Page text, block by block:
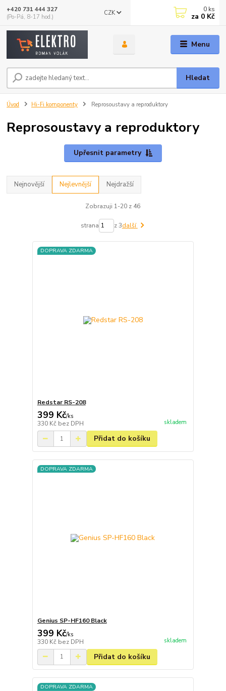
Menu
CZK
Hledat
+420 731 444 327
(Po-Pá, 8-17 hod.)
0 ks
za 0 Kč
Úvod Hi-Fi komponenty Reprosoustavy a reproduktory
Reprosoustavy a reproduktory
Upřesnit parametry
Nejnovější Nejlevnější Nejdražší
Zobrazuji 1-20 z 46
strana z 3další
DOPRAVA ZDARMA
Redstar RS-208
399 Kč/ks
330 Kč bez DPH skladem
Přidat do košíku
DOPRAVA ZDARMA
Genius SP-HF160 Black
399 Kč/ks
330 Kč bez DPH skladem
Přidat do košíku
DOPRAVA ZDARMA